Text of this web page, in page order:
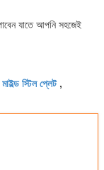
যাতে আপনি সহজেই
স্টিল প্লেট,